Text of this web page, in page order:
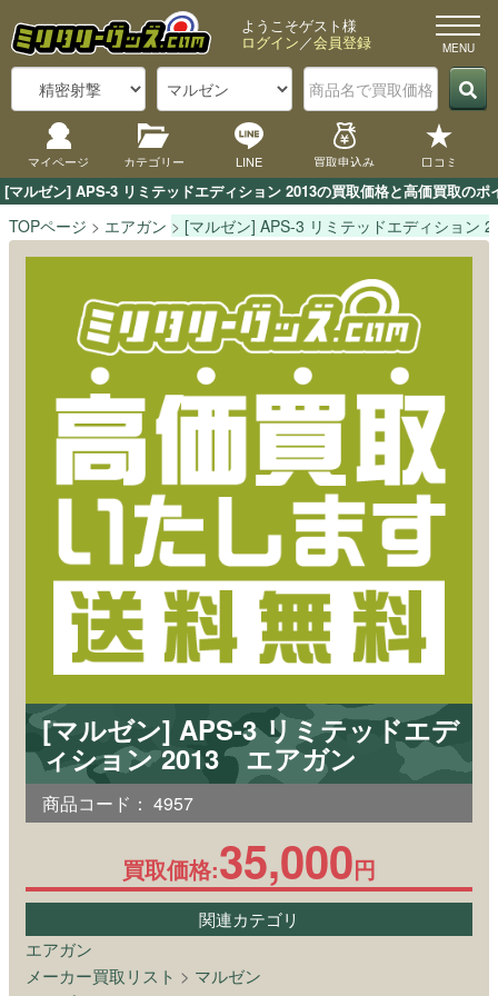
[マルゼン] APS-3 リミテッドエディション 2013の買取価格と高価買取の
ようこそゲスト様
ログイン／会員登録
マイページ カテゴリー LINE 買取申込み 口コミ
TOPページ エアガン [マルゼン] APS-3 リミテッドエディション
[マルゼン] APS-3 リミテッドエデ
ィション 2013 エアガン
商品コード： 4957
買取価格:35,000円
関連カテゴリ
エアガン
メーカー買取リスト > マルゼン